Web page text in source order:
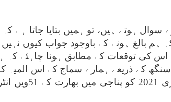
ہوتے ہیں، تو ہمیں بتایا جاتا ہے
بالغ ہونے کے باوجود جواب کیوں
سنگھ کے ذریعے ہمارے سماج کے اس
فیسٹول میں